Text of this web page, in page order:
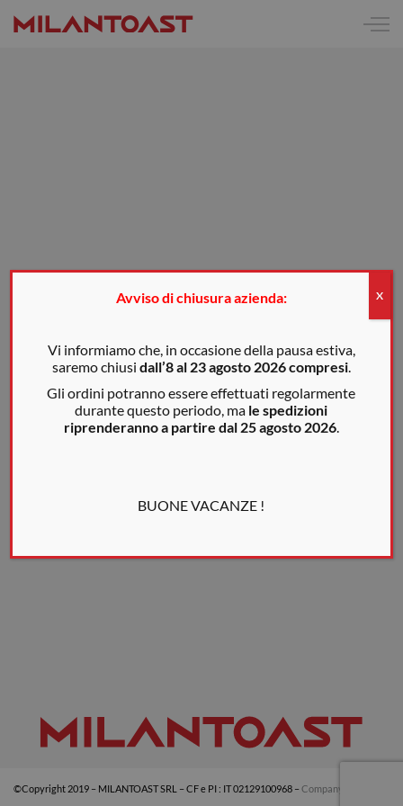
©Copyright 2019 – MILANTOAST SRL – CF e PI : IT 02129100968 –Company info
Avviso di chiusura azienda:
Vi informiamo che, in occasione della pausa estiva,
saremo chiusi dall’8 al 23 agosto 2026 compresi.
Gli ordini potranno essere effettuati regolarmente
durante questo periodo, ma le spedizioni
riprenderanno a partire dal 25 agosto 2026.
BUONE VACANZE !
X